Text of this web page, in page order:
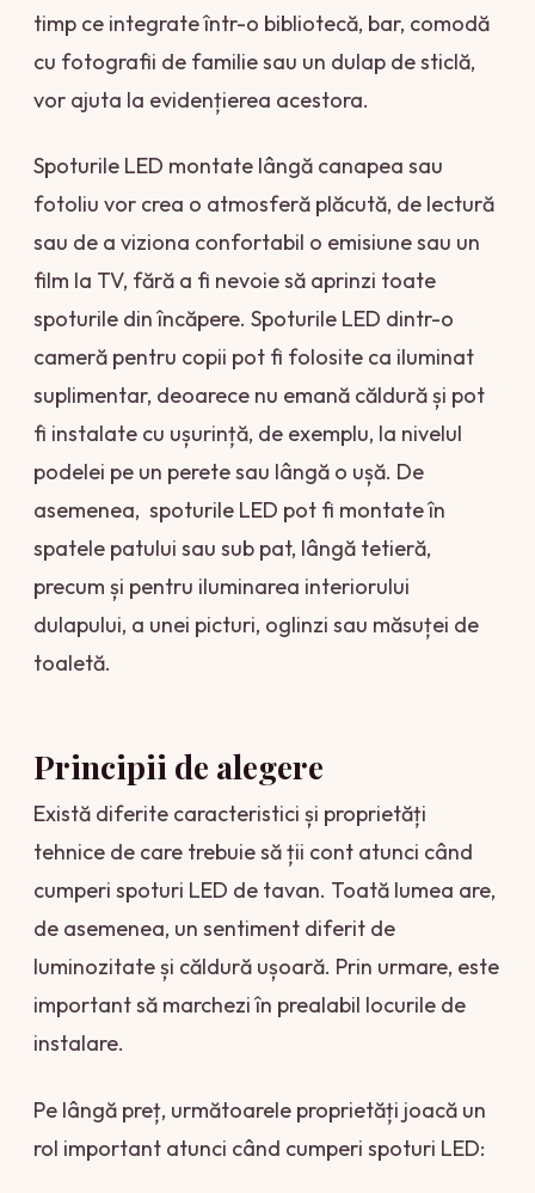
timp ce integrate într-o bibliotecă, bar, comodă
cu fotografii de familie sau un dulap de sticlă,
vor ajuta la evidențierea acestora.
Spoturile LED montate lângă canapea sau
fotoliu vor crea o atmosferă plăcută, de lectură
sau de a viziona confortabil o emisiune sau un
film la TV, fără a fi nevoie să aprinzi toate
spoturile din încăpere. Spoturile LED dintr-o
cameră pentru copii pot fi folosite ca iluminat
suplimentar, deoarece nu emană căldură și pot
fi instalate cu ușurință, de exemplu, la nivelul
podelei pe un perete sau lângă o ușă. De
asemenea, spoturile LED pot fi montate în
spatele patului sau sub pat, lângă tetieră,
precum și pentru iluminarea interiorului
dulapului, a unei picturi, oglinzi sau măsuței de
toaletă.
Principii de alegere
Există diferite caracteristici și proprietăți
tehnice de care trebuie să ții cont atunci când
cumperi spoturi LED de tavan. Toată lumea are,
de asemenea, un sentiment diferit de
luminozitate și căldură ușoară. Prin urmare, este
important să marchezi în prealabil locurile de
instalare.
Pe lângă preț, următoarele proprietăți joacă un
rol important atunci când cumperi spoturi LED: